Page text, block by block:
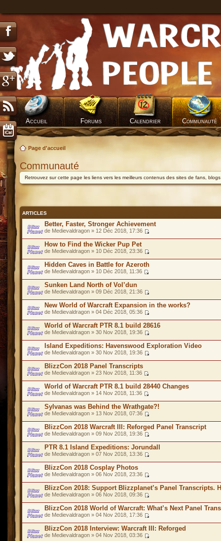
Accueil Forums Calendrier Communauté
Page d'accueil
Communauté
Retrouvez sur cette page les liens vers les meilleurs contenus des sites de fans,
ARTICLES
Better, Faster, Stronger Achievement
de Medievaldragon » 12 Déc 2018, 17:36
How to Find the Wicker Pup Pet
de Medievaldragon » 10 Déc 2018, 23:36
Hidden Caves in Battle for Azeroth
de Medievaldragon » 10 Déc 2018, 11:36
Sunken Land North of Vol’dun
de Medievaldragon » 09 Déc 2018, 21:36
New World of Warcraft Expansion in the works?
de Medievaldragon » 04 Déc 2018, 05:36
World of Warcraft PTR 8.1 build 28616
de Medievaldragon » 30 Nov 2018, 19:36
Island Expeditions: Havenswood Exploration Video
de Medievaldragon » 30 Nov 2018, 19:36
BlizzCon 2018 Panel Transcripts
de Medievaldragon » 23 Nov 2018, 11:36
World of Warcraft PTR 8.1 build 28440 Changes
de Medievaldragon » 14 Nov 2018, 11:36
Sylvanas was Behind the Wrathgate?!
de Medievaldragon » 13 Nov 2018, 07:36
BlizzCon 2018 Warcraft III: Reforged Panel Transcript
de Medievaldragon » 09 Nov 2018, 19:36
PTR 8.1 Island Expeditions: Jorundall
de Medievaldragon » 07 Nov 2018, 13:36
BlizzCon 2018 Cosplay Photos
de Medievaldragon » 06 Nov 2018, 23:36
BlizzCon 2018: Support Blizzplanet’s Panel Transcripts.
de Medievaldragon » 06 Nov 2018, 09:36
BlizzCon 2018 World of Warcraft: What’s Next Panel
de Medievaldragon » 04 Nov 2018, 17:36
BlizzCon 2018 Interview: Warcraft III: Reforged
de Medievaldragon » 04 Nov 2018, 03:36